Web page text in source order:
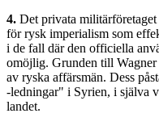
4. Det privata
för rysk imperialism som
i de fall där den officiella
omöjlig. Grunden till
av ryska affärsmän. Dess
-ledningar" i Syrien, i själva
landet.